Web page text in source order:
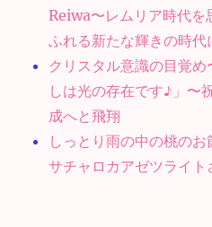
Reiwa〜レムリア時代
ふれる新たな輝きの時代
クリスタル意識の目覚
しは光の存在です♪」〜
成へと飛翔
しっとり雨の中の桃の
サチャロカアゼツライ